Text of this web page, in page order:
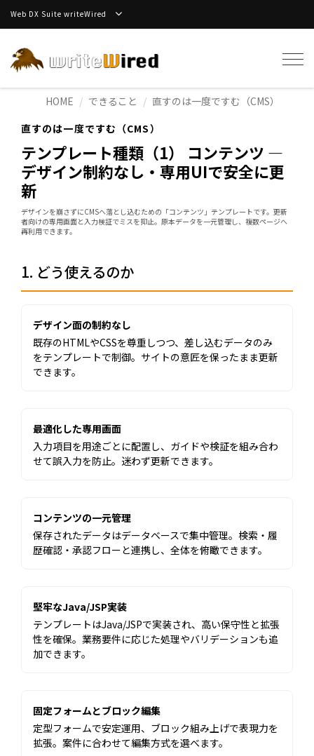
Web DX Suite writeWired
HOME
できること
直すのは一度ですむ（CMS）
直すのは一度ですむ（CMS）
テンプレート種類（1） コンテンツ —
デザイン制約なし・専用UIで安全に更
新
デザインを崩さずにCMSへ落とし込むための「コンテンツ」テンプレートです。更新
者向けの専用画面と入力検証でミスを抑止。原本データを一元管理し、複数ページへ
再利用できます。
1. どう使えるのか
デザイン面の制約なし
既存のHTMLやCSSを尊重しつつ、差し込むデータのみ
をテンプレートで制御。サイトの意匠を保ったまま更新
できます。
最適化した専用画面
入力項目を用途ごとに配置し、ガイドや検証を組み合わ
せて誤入力を防止。迷わず更新できます。
コンテンツの一元管理
保存されたデータはデータベースで集中管理。検索・履
歴確認・承認フローと連携し、全体を俯瞰できます。
堅牢なJava/JSP実装
テンプレートはJava/JSPで実装され、高い保守性と拡張
性を確保。業務要件に応じた処理やバリデーションも追
加できます。
固定フォームとブロック編集
定型フォームで安定運用、ブロック組み上げで表現力を
拡張。案件に合わせて編集方式を選べます。